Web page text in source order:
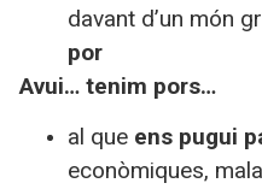
davant d’un món
por
Avui… tenim pors…
al que ens pugui
econòmiques,